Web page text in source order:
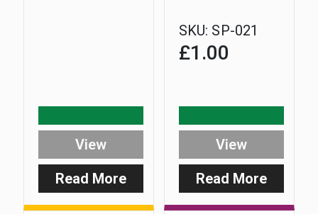
Read More:
Screwdriver
View
SKU: SP-021
£1.00
Read More:
Battery
View